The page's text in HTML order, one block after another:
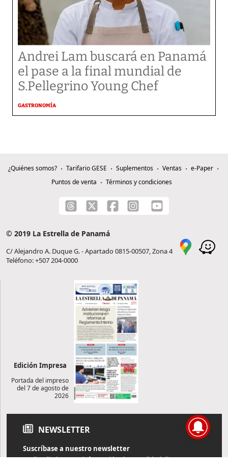
Andrei Lam buscará en Panamá
el pase a la final mundial de
S.Pellegrino Young Chef
GASTRONOMÍA
¿Quiénes somos? Tarifario GESE Suplementos Ventas
e-Paper
Puntos de venta
Términos y condiciones
© 2019 La Estrella de Panamá
C/ Alejandro A. Duque G. - Apartado 0815-00507, Zona 4
Teléfono: +507 204-0000
Edición Impresa
Portada del impreso
del 7 de agosto de
2026
NEWSLETTER
Suscríbase a nuestro newsletter
Reciba diariamente información de actualidad directamente en